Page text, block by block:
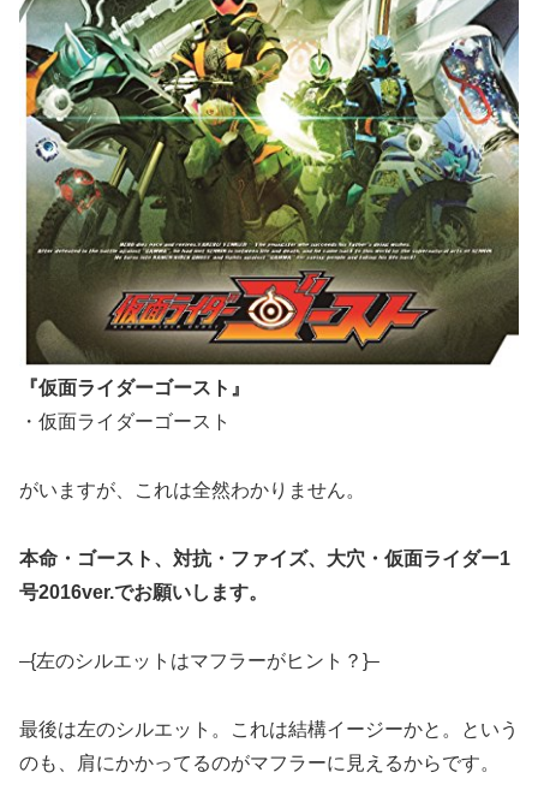
『仮面ライダーゴースト』
・仮面ライダーゴースト
がいますが、これは全然わかりません。
本命・ゴースト、対抗・ファイズ、大穴・仮面ライダー1
号2016ver.でお願いします。
–{左のシルエットはマフラーがヒント？}–
最後は左のシルエット。これは結構イージーかと。という
のも、肩にかかってるのがマフラーに見えるからです。